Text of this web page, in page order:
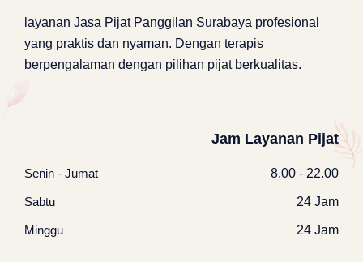
layanan Jasa Pijat Panggilan Surabaya profesional
yang praktis dan nyaman. Dengan terapis
berpengalaman dengan pilihan pijat berkualitas.
Jam Layanan Pijat
Senin - Jumat 8.00 - 22.00
Sabtu 24 Jam
Minggu 24 Jam